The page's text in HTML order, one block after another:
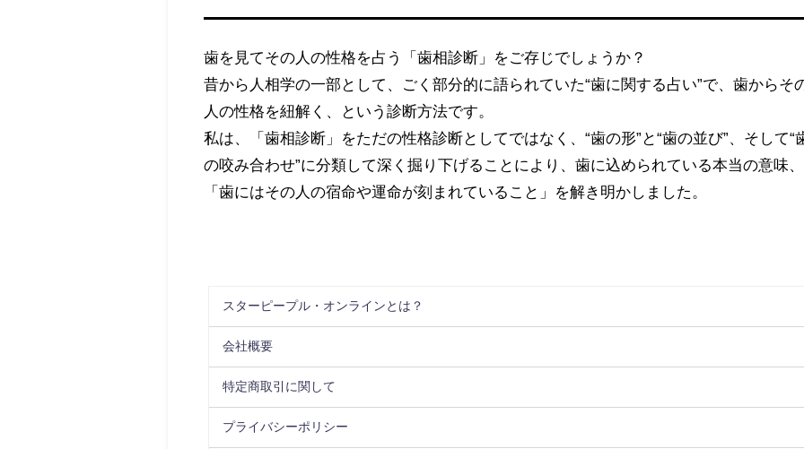
歯を見てその人の性格を占う「歯相診断」をご存じでしょうか？
昔から人相学の一部として、ごく部分的に語られていた“歯に関する占い”で、歯からそ
人の性格を紐解く、という診断方法です。
私は、「歯相診断」をただの性格診断としてではなく、“歯の形”と“歯の並び”、そして“
の咬み合わせ”に分類して深く掘り下げることにより、歯に込められている本当の意味、
「歯にはその人の宿命や運命が刻まれていること」を解き明かしました。
スターピープル・オンラインとは？
会社概要
特定商取引に関して
プライバシーポリシー